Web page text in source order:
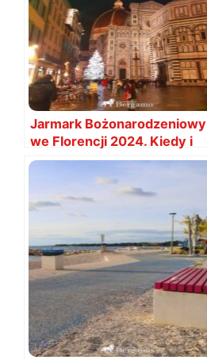
Jarmark Bożonarodzeniowy
we Florencji 2024. Kiedy i
gdzie?